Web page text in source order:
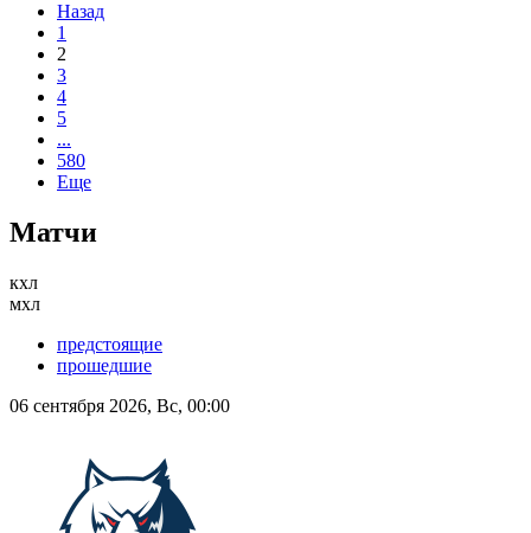
Назад
1
2
3
4
5
...
580
Еще
Матчи
кхл
мхл
предстоящие
прошедшие
06 сентября 2026, Вс, 00:00